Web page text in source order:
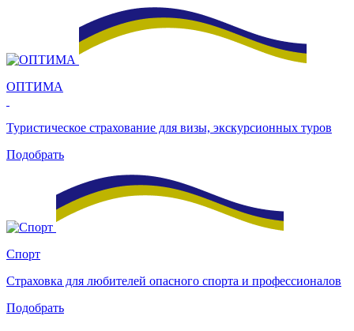
ОПТИМА
Туристическое страхование для визы, экскурсионных туров
Подобрать
Спорт
Страховка для любителей опасного спорта и профессионалов
Подобрать